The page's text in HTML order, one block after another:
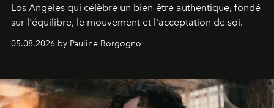
Los Angeles qui célèbre un bien-être authentique, fondé
sur l'équilibre, le mouvement et l'acceptation de soi.
05.08.2026 by Pauline Borgogno